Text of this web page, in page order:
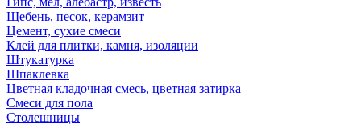
Щебень, песок, керамзит
Цемент, сухие смеси
Клей для плитки, камня, изоляции
Штукатурка
Шпаклевка
Цветная кладочная смесь, цветная затирка
Смеси для пола
Столешницы